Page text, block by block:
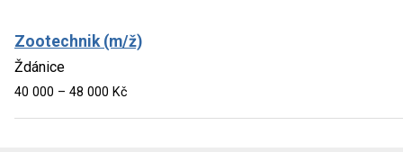
Zootechnik (m/ž)
Ždánice
40 000 – 48 000 Kč